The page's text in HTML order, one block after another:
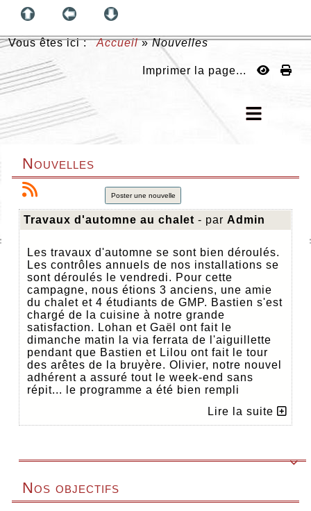
Vous êtes ici :Accueil»Nouvelles
Imprimer la page...
Nouvelles
Poster une nouvelle
Travaux d'automne au chalet - par Admin
Les travaux d'automne se sont bien déroulés.
Les contrôles annuels de nos installations se
sont déroulés le vendredi. Pour cette
campagne, nous étions 3 anciens, une amie
du chalet et 4 étudiants de GMP. Bastien s'est
chargé de la cuisine à notre grande
satisfaction. Lohan et Gaël ont fait le
dimanche matin la via ferrata de l'aiguillette
pendant que Bastien et Lilou ont fait le tour
des arêtes de la bruyère. Olivier, notre nouvel
adhérent a assuré tout le week-end sans
répit... le programme a été bien rempli
Lire la suite

Nos objectifs